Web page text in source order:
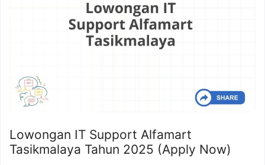
Lowongan IT Support Alfamart
Tasikmalaya Tahun 2025 (Apply Now)